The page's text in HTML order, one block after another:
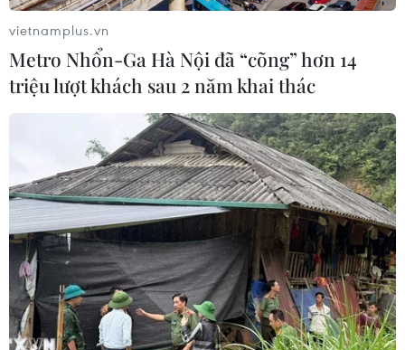
Vấn đề Brexit: Tân Thủ tướng Anh Boris
Johnson nêu trở ngại lớn nhất
27/07/2019 13:20
vietnamplus.vn
Metro Nhổn-Ga Hà Nội đã “cõng” hơn 14
triệu lượt khách sau 2 năm khai thác